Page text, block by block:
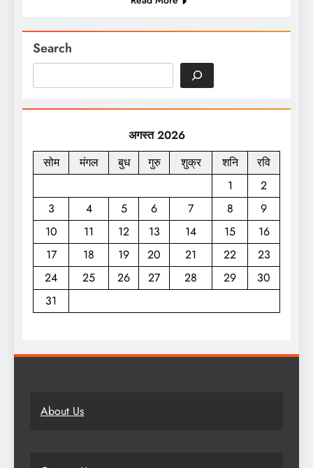
Search
अगस्त 2026
सोम
मंगल बुध गुरु शुक्र शनि
रवि
1
2
3
4 5 6 7 8
9
10
11 12 13 14 15
16
17
18 19 20 21 22
23
24
25 26 27 28 29
30
31
About Us